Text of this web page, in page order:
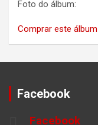
Foto do álbum:
Comprar este álbum
Facebook
Facebook